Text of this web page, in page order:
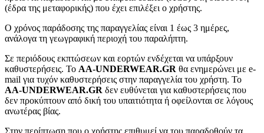
(έδρα της μεταφορικής) που έχει επιλέξει ο χρήστης.
Ο χρόνος παράδοσης της παραγγελίας είναι 1 έως 3 ημέρες,
ανάλογα τη γεωγραφική περιοχή του παραλήπτη.
Σε περιόδους εκπτώσεων και εορτών ενδέχεται να υπάρξουν
καθυστερήσεις. Το AA-UNDERWEAR.GR θα ενημερώνει με e-
mail για τυχόν καθυστερήσεις στην παραγγελία του χρήστη. Το
AA-UNDERWEAR.GR δεν ευθύνεται για καθυστερήσεις που
δεν προκύπτουν από δική του υπαιτιότητα ή οφείλονται σε λόγους
ανωτέρας βίας.